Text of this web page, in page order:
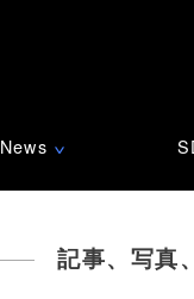
News ∨
記事、写真